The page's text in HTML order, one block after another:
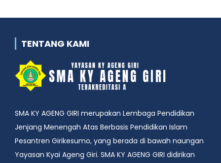
TENTANG KAMI
SMA KY AGENG GIRI merupakan Lembaga Pendidikan
Jenjang Menengah Atas Berbasis Pendidikan Islam
Pesantren Girikesumo, yang berada di bawah naungan
Yayasan Kyai Ageng Giri. SMA KY AGENG GIRI didirikan